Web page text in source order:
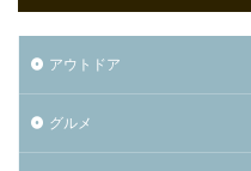
アウトドア
グルメ